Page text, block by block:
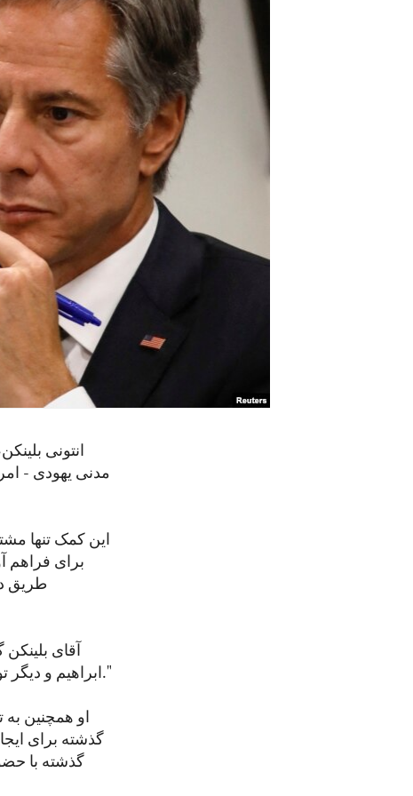
انتونی
مدنی یهودی -
این کمک تنها
برای فراهم
طریق
آقای
ابراهیم و دیگر توافقات برای عادی سازی روابط بین اسراییل و کشورهای عربی کار کرده ایم."
او همچنین
گذشته برای
گذشته با